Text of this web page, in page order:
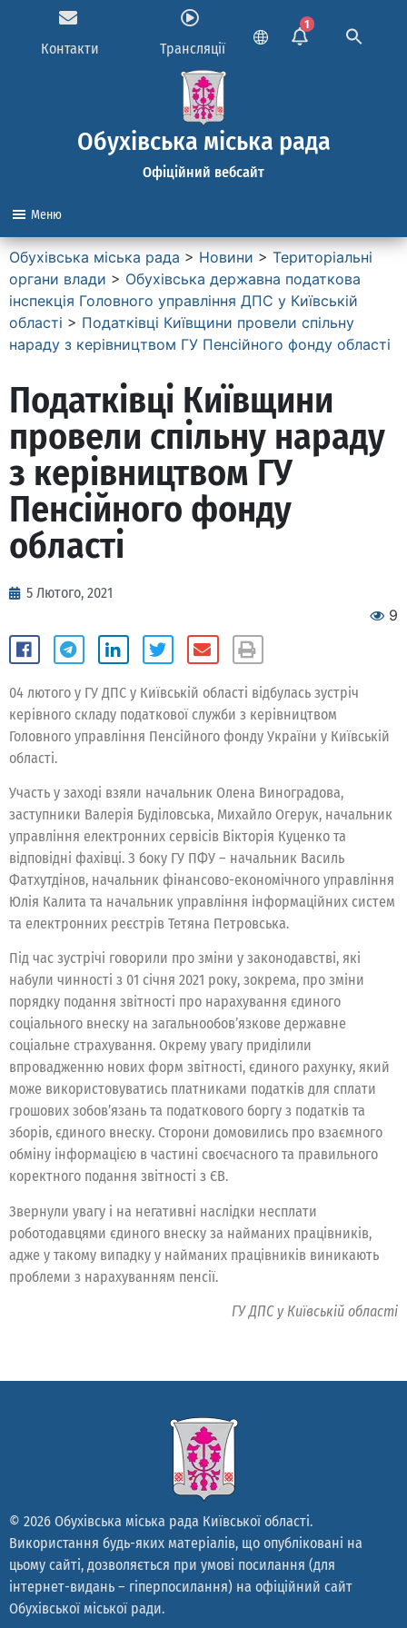
Контакти Трансляції
1
Обухівська міська рада
Офіційний вебсайт
Меню
Обухівська міська рада > Новини > Територіальні
органи влади > Обухівська державна податкова
інспекція Головного управління ДПС у Київській
області > Податківці Київщини провели спільну
нараду з керівництвом ГУ Пенсійного фонду області
Податківці Київщини
провели спільну нараду
з керівництвом ГУ
Пенсійного фонду
області
5 Лютого, 2021
9
04 лютого у ГУ ДПС у Київській області відбулась зустріч
керівного складу податкової служби з керівництвом
Головного управління Пенсійного фонду України у Київській
області.
Участь у заході взяли начальник Олена Виноградова,
заступники Валерія Буділовська, Михайло Огерук, начальник
управління електронних сервісів Вікторія Куценко та
відповідні фахівці. З боку ГУ ПФУ – начальник Василь
Фатхутдінов, начальник фінансово-економічного управління
Юлія Калита та начальник управління інформаційних систем
та електронних реєстрів Тетяна Петровська.
Під час зустрічі говорили про зміни у законодавстві, які
набули чинності з 01 січня 2021 року, зокрема, про зміни
порядку подання звітності про нарахування єдиного
соціального внеску на загальнообов’язкове державне
соціальне страхування. Окрему увагу приділили
впровадженню нових форм звітності, єдиного рахунку, який
може використовуватись платниками податків для сплати
грошових зобов’язань та податкового боргу з податків та
зборів, єдиного внеску. Сторони домовились про взаємного
обміну інформацією в частині своєчасного та правильного
коректного подання звітності з ЄВ.
Звернули увагу і на негативні наслідки несплати
роботодавцями єдиного внеску за найманих працівників,
адже у такому випадку у найманих працівників виникають
проблеми з нарахуванням пенсії.
ГУ ДПС у Київській області
© 2026 Обухівська міська рада Київської області.
Використання будь-яких матеріалів, що опубліковані на
цьому сайті, дозволяється при умові посилання (для
інтернет-видань – гіперпосилання) на офіційний сайт
Обухівської міської ради.